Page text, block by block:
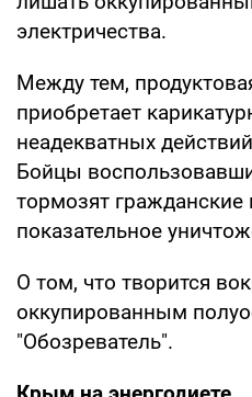
электричества.
Между тем,
приобретает
неадекватных
Бойцы
тормозят
показательное
О том, что творится
оккупированным
"Обозреватель".